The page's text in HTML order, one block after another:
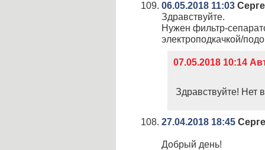
06.05.2018 11:03
Здравствуйте.
Нужен фильтр-
электроподкачкой/
07.05.2018 10:14
Здравствуйте! Нет
27.04.2018 18:45
Добрый день!